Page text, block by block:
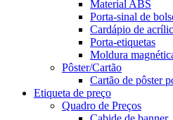
Material ABS
Porta-sinal de
Cardápio de
Porta-etiquetas
Moldura
Pôster/Cartão
Cartão de pôster
Etiqueta de preço
Quadro de Preços